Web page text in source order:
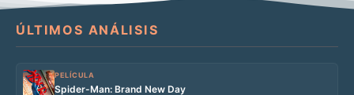
ÚLTIMOS ANÁLISIS
PELÍCULA
Spider-Man: Brand New Day